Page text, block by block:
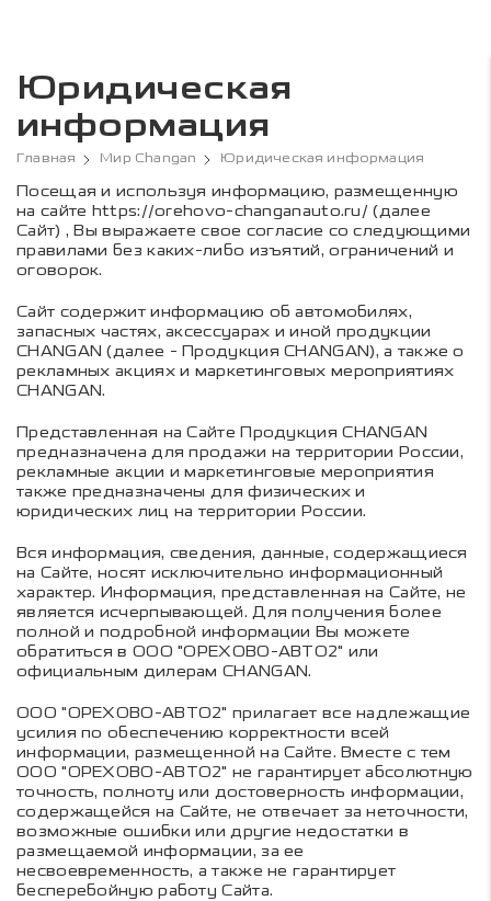
Юридическая
информация
Главная Мир Changan Юридическая информация
Посещая и используя информацию, размещенную
на сайте https://orehovo-changanauto.ru/ (далее
Сайт) , Вы выражаете свое согласие со следующими
правилами без каких-либо изъятий, ограничений и
оговорок.
Сайт содержит информацию об автомобилях,
запасных частях, аксессуарах и иной продукции
CHANGAN (далее - Продукция CHANGAN), а также о
рекламных акциях и маркетинговых мероприятиях
CHANGAN.
Представленная на Сайте Продукция CHANGAN
предназначена для продажи на территории России,
рекламные акции и маркетинговые мероприятия
также предназначены для физических и
юридических лиц на территории России.
Вся информация, сведения, данные, содержащиеся
на Сайте, носят исключительно информационный
характер. Информация, представленная на Сайте, не
является исчерпывающей. Для получения более
полной и подробной информации Вы можете
обратиться в ООО "ОРЕХОВО-АВТО2" или
официальным дилерам CHANGAN.
ООО "ОРЕХОВО-АВТО2" прилагает все надлежащие
усилия по обеспечению корректности всей
информации, размещенной на Сайте. Вместе с тем
ООО "ОРЕХОВО-АВТО2" не гарантирует абсолютную
точность, полноту или достоверность информации,
содержащейся на Сайте, не отвечает за неточности,
возможные ошибки или другие недостатки в
размещаемой информации, за ее
несвоевременность, а также не гарантирует
бесперебойную работу Сайта.